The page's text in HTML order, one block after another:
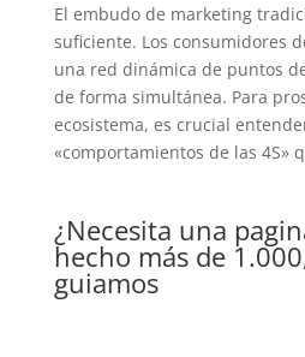
El embudo de marketing
suficiente. Los consumidores
una red dinámica de puntos
de forma simultánea. Para
ecosistema, es crucial
«comportamientos de las 4S»
¿Necesita una
hecho más de
guiamos